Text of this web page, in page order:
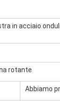
in acciaio
rotante
Abbiamo